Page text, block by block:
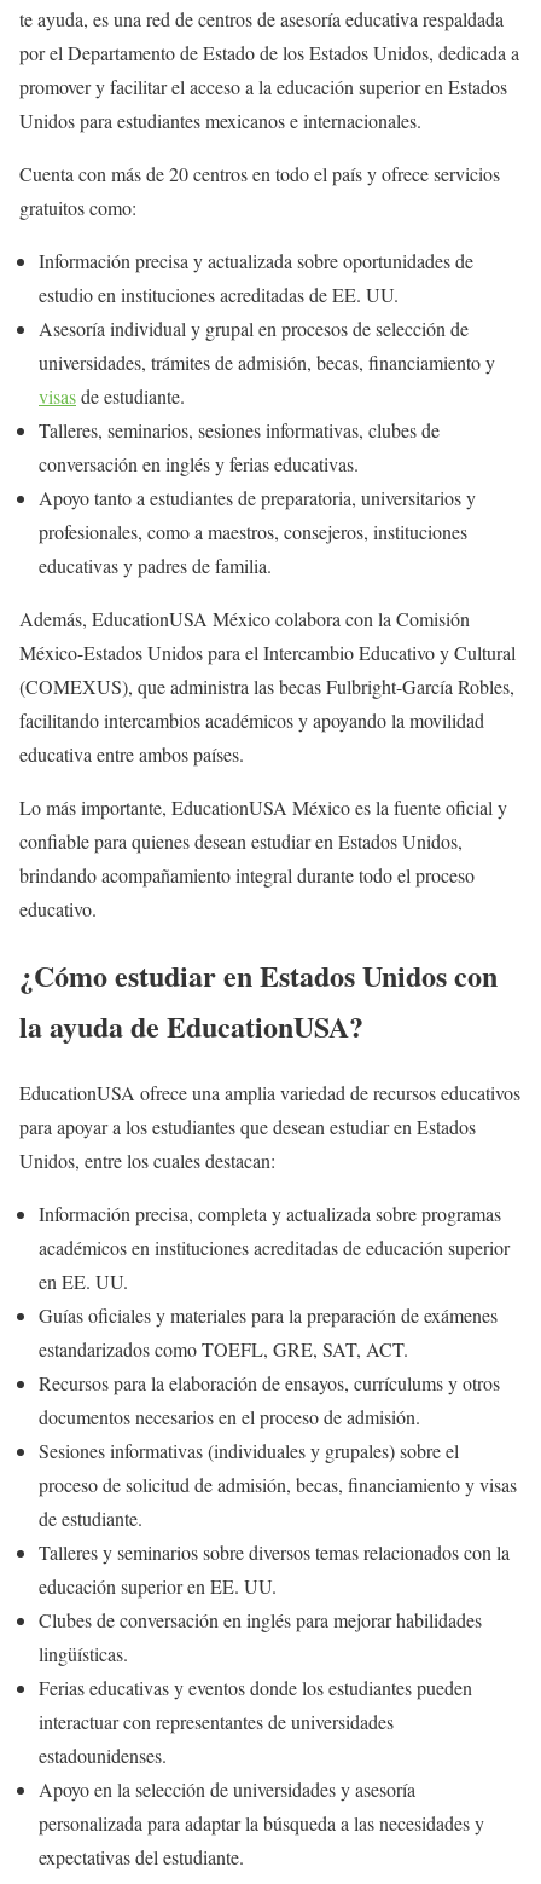
te ayuda, es una red de centros de asesoría educativa respaldada
por el Departamento de Estado de los Estados Unidos, dedicada a
promover y facilitar el acceso a la educación superior en Estados
Unidos para estudiantes mexicanos e internacionales.
Cuenta con más de 20 centros en todo el país y ofrece servicios
gratuitos como:
Información precisa y actualizada sobre oportunidades de
estudio en instituciones acreditadas de EE. UU.
Asesoría individual y grupal en procesos de selección de
universidades, trámites de admisión, becas, financiamiento y
visasde estudiante.
Talleres, seminarios, sesiones informativas, clubes de
conversación en inglés y ferias educativas.
Apoyo tanto a estudiantes de preparatoria, universitarios y
profesionales, como a maestros, consejeros, instituciones
educativas y padres de familia.
Además, EducationUSA México colabora con la Comisión
México-Estados Unidos para el Intercambio Educativo y Cultural
(COMEXUS), que administra las becas Fulbright-García Robles,
facilitando intercambios académicos y apoyando la movilidad
educativa entre ambos países.
Lo más importante, EducationUSA México es la fuente oficial y
confiable para quienes desean estudiar en Estados Unidos,
brindando acompañamiento integral durante todo el proceso
educativo.
¿Cómo estudiar en Estados Unidos con
la ayuda de EducationUSA?
EducationUSA ofrece una amplia variedad de recursos educativos
para apoyar a los estudiantes que desean estudiar en Estados
Unidos, entre los cuales destacan:
Información precisa, completa y actualizada sobre programas
académicos en instituciones acreditadas de educación superior
en EE. UU.
Guías oficiales y materiales para la preparación de exámenes
estandarizados como TOEFL, GRE, SAT, ACT.
Recursos para la elaboración de ensayos, currículums y otros
documentos necesarios en el proceso de admisión.
Sesiones informativas (individuales y grupales) sobre el
proceso de solicitud de admisión, becas, financiamiento y visas
de estudiante.
Talleres y seminarios sobre diversos temas relacionados con la
educación superior en EE. UU.
Clubes de conversación en inglés para mejorar habilidades
lingüísticas.
Ferias educativas y eventos donde los estudiantes pueden
interactuar con representantes de universidades
estadounidenses.
Apoyo en la selección de universidades y asesoría
personalizada para adaptar la búsqueda a las necesidades y
expectativas del estudiante.